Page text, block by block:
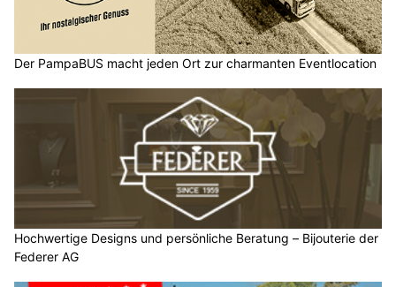
Der PampaBUS macht jeden Ort zur charmanten Eventlocation
Hochwertige Designs und persönliche Beratung – Bijouterie der
Federer AG